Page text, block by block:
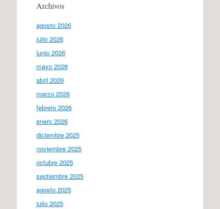
Archivos
agosto 2026
julio 2026
junio 2026
mayo 2026
abril 2026
marzo 2026
febrero 2026
enero 2026
diciembre 2025
noviembre 2025
octubre 2025
septiembre 2025
agosto 2025
julio 2025